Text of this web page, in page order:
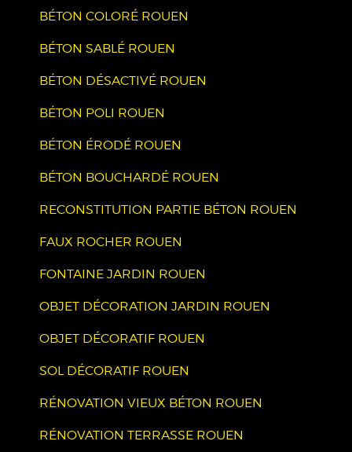
BÉTON COLORÉ ROUEN
BÉTON SABLÉ ROUEN
BÉTON DÉSACTIVÉ ROUEN
BÉTON POLI ROUEN
BÉTON ÉRODÉ ROUEN
BÉTON BOUCHARDÉ ROUEN
RECONSTITUTION PARTIE BÉTON ROUEN
FAUX ROCHER ROUEN
FONTAINE JARDIN ROUEN
OBJET DÉCORATION JARDIN ROUEN
OBJET DÉCORATIF ROUEN
SOL DÉCORATIF ROUEN
RÉNOVATION VIEUX BÉTON ROUEN
RÉNOVATION TERRASSE ROUEN